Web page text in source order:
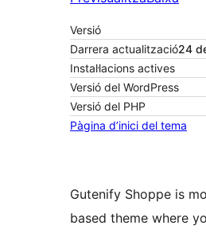
Versió
Darrera actualització24
Instal·lacions actives
Versió del WordPress
Versió del PHP
Pàgina d’inici del tema
Gutenify Shoppe is
based theme where